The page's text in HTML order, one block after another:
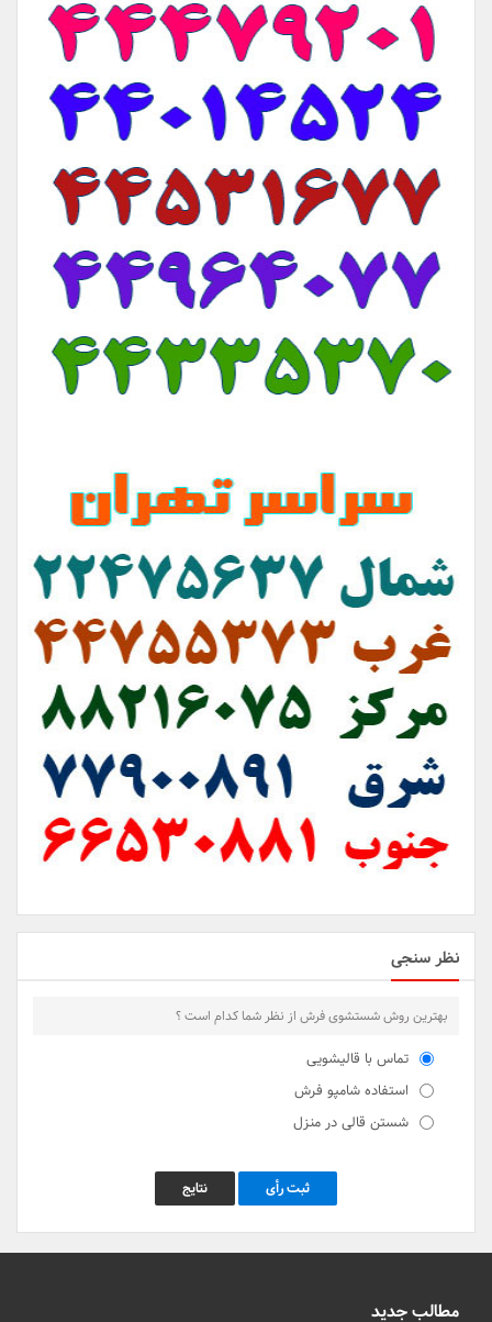
نظر سنجی
بهترین روش شستشوی فرش از نظر شما کدام است ؟
تماس با قالیشویی
استفاده شامپو فرش
شستن قالی در منزل
ثبت رأی نتایج
مطالب جدید